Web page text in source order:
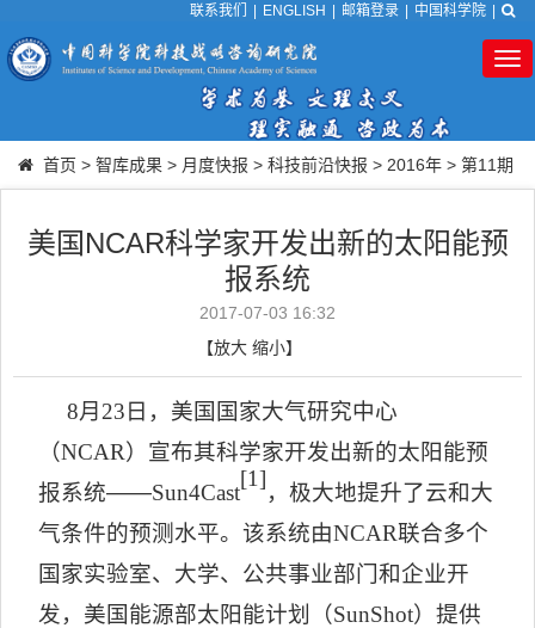
联系我们 ENGLISH 邮箱登录 中国科学院
首页 > 智库成果 > 月度快报 > 科技前沿快报 > 2016年 > 第11期
美国NCAR科学家开发出新的太阳能预
报系统
2017-07-03 16:32
【放大 缩小】
8月 23 日，美国国家大气研究中心
（NCAR）宣布其科学家开发出新的太阳能预
报系统——Sun4Cast
[1]
，极大地提升了云和大
气条件的预测水平。该系统由NCAR联合多个
国家实验室、大学、公共事业部门和企业开
发，美国能源部太阳能计划（SunShot）提供